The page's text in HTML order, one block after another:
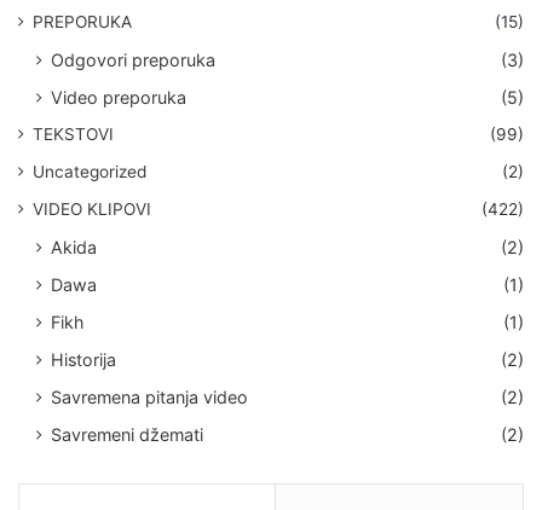
PREPORUKA (15)
Odgovori preporuka
(3)
Video preporuka
(5)
TEKSTOVI
(99)
Uncategorized
(2)
VIDEO KLIPOVI
(422)
Akida
(2)
Dawa
(1)
Fikh
(1)
Historija
(2)
Savremena pitanja video
(2)
Savremeni džemati
(2)